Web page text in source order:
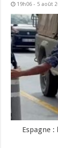
19h06 - 5 août
Espagne :